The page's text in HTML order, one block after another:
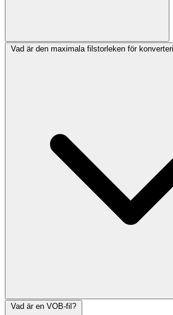
Vad är den maximala filstorleken för
Vad är en VOB-fil?